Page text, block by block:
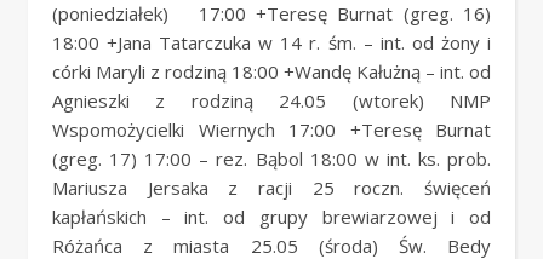
(poniedziałek) 17:00 +Teresę Burnat (greg. 16)
18:00 +Jana Tatarczuka w 14 r. śm. – int. od żony i
córki Maryli z rodziną 18:00 +Wandę Kałużną – int. od
Agnieszki z rodziną 24.05 (wtorek) NMP
Wspomożycielki Wiernych 17:00 +Teresę Burnat
(greg. 17) 17:00 – rez. Bąbol 18:00 w int. ks. prob.
Mariusza Jersaka z racji 25 roczn. święceń
kapłańskich – int. od grupy brewiarzowej i od
Różańca z miasta 25.05 (środa) Św. Bedy